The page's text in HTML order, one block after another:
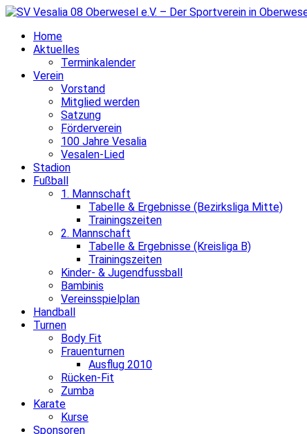
Home
Aktuelles
Terminkalender
Verein
Vorstand
Mitglied werden
Satzung
Förderverein
100 Jahre Vesalia
Vesalen-Lied
Stadion
Fußball
1. Mannschaft
Tabelle & Ergebnisse (Bezirksliga Mitte)
Trainingszeiten
2. Mannschaft
Tabelle & Ergebnisse (Kreisliga B)
Trainingszeiten
Kinder- & Jugendfussball
Bambinis
Vereinsspielplan
Handball
Turnen
Body Fit
Frauenturnen
Ausflug 2010
Rücken-Fit
Zumba
Karate
Kurse
Sponsoren